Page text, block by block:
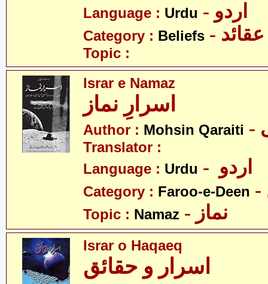
Language : Urdu - اردو
Category : Beliefs - عقائد
Topic :
Israr e Namaz
اسرارِ نماز
Author : Mohsin Qaraiti
Translator :
Language : Urdu
Category : Faroo-e-Deen
Topic : Namaz - نماز
Israr o Haqaeq
اسرار و حقائق